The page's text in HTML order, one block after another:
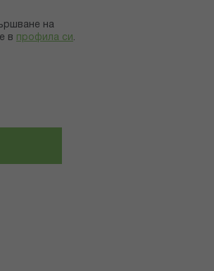
на
в профила си .